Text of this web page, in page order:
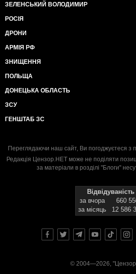
ЗЕЛЕНСЬКИЙ ВОЛОДИМИР
РОСІЯ
ДРОНИ
АРМІЯ РФ
ЗНИЩЕННЯ
ПОЛЬЩА
ДОНЕЦЬКА ОБЛАСТЬ
ЗСУ
ГЕНШТАБ ЗС
Переглядаючи наш сайт, Ви погоджуєтеся з
Редакція Цензор.НЕТ може не поділяти
за матеріали в розділі "Блоги"
Відвідуваність
за вчора
660
за місяць
12 586
© 2004—2026,